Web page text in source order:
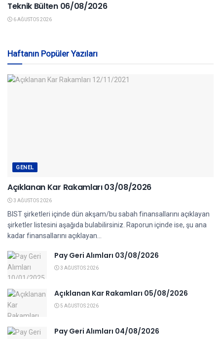
Teknik Bülten 06/08/2026
6 AĞUSTOS 2026
Haftanın Popüler Yazıları
GENEL
Açıklanan Kar Rakamları 03/08/2026
3 AĞUSTOS 2026
BIST şirketleri içinde dün akşam/bu sabah finansallarını açıklayan
şirketler listesini aşağıda bulabilirsiniz. Raporun içinde ise, şu ana
kadar finansallarını açıklayan...
Pay Geri Alımları 03/08/2026
3 AĞUSTOS 2026
Açıklanan Kar Rakamları 05/08/2026
5 AĞUSTOS 2026
Pay Geri Alımları 04/08/2026